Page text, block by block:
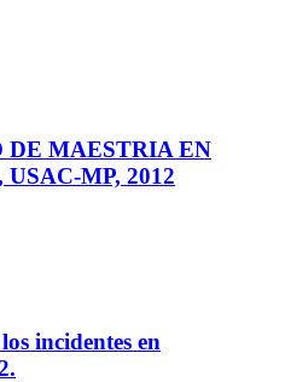
DE MAESTRIA EN
MP, 2012
incidentes en